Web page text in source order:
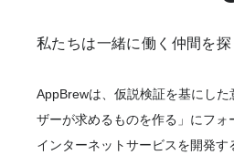
私たちは一緒に働く仲間を探
AppBrewは、仮説検証を基にした
ザーが求めるものを作る」にフォ
インターネットサービスを開発す